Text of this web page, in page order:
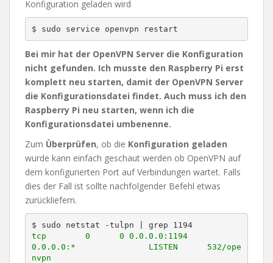
Konfiguration geladen wird
Bei mir hat der OpenVPN Server die Konfiguration
nicht gefunden. Ich musste den Raspberry Pi erst
komplett neu starten, damit der OpenVPN Server
die Konfigurationsdatei findet. Auch muss ich den
Raspberry Pi neu starten, wenn ich die
Konfigurationsdatei umbenenne.
Zum Überprüfen, ob die Konfiguration geladen
wurde kann einfach geschaut werden ob OpenVPN auf
dem konfigurierten Port auf Verbindungen wartet. Falls
dies der Fall ist sollte nachfolgender Befehl etwas
zurückliefern.
$ sudo netstat -tulpn | grep 1194
tcp        0      0 0.0.0.0:1194
0.0.0.0:*               LISTEN      532/ope
nvpn